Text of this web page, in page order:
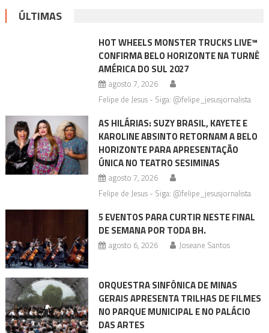
ÚLTIMAS
HOT WHEELS MONSTER TRUCKS LIVE™
CONFIRMA BELO HORIZONTE NA TURNÊ
AMÉRICA DO SUL 2027
agosto 7, 2026
Felipe de Jesus - Siga: @felipe_jesusjornalista
AS HILÁRIAS: SUZY BRASIL, KAYETE E
KAROLINE ABSINTO RETORNAM A BELO
HORIZONTE PARA APRESENTAÇÃO
ÚNICA NO TEATRO SESIMINAS
agosto 7, 2026
Felipe de Jesus - Siga: @felipe_jesusjornalista
5 EVENTOS PARA CURTIR NESTE FINAL
DE SEMANA POR TODA BH.
agosto 6, 2026 Joseane Santos
ORQUESTRA SINFÔNICA DE MINAS
GERAIS APRESENTA TRILHAS DE FILMES
NO PARQUE MUNICIPAL E NO PALÁCIO
DAS ARTES